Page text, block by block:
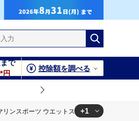
で
円
控除額を調べる
ンスポーツ ウエットスーツ リラックス ハ
+1